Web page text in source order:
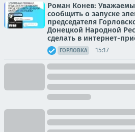
Роман Конев:
сообщить о запуске
председателя
Донецкой Народной
сделать в интернет-
ГОРЛОВКА 15:17